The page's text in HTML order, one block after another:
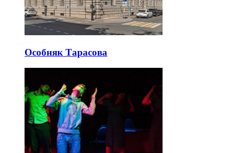
Особняк Тарасова